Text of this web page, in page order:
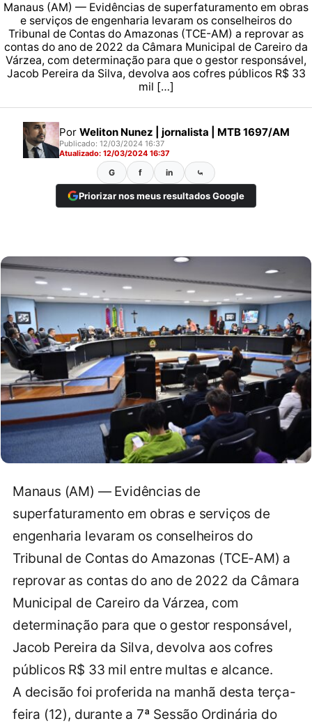
Manaus (AM) — Evidências de superfaturamento em obras
e serviços de engenharia levaram os conselheiros do
Tribunal de Contas do Amazonas (TCE-AM) a reprovar as
contas do ano de 2022 da Câmara Municipal de Careiro da
Várzea, com determinação para que o gestor responsável,
Jacob Pereira da Silva, devolva aos cofres públicos R$ 33
mil […]
Por Weliton Nunez | jornalista | MTB 1697/AM
Publicado: 12/03/2024 16:37
Atualizado: 12/03/2024 16:37
G f in ⤿
Priorizar nos meus resultados Google
Manaus (AM) — Evidências de
superfaturamento em obras e serviços de
engenharia levaram os conselheiros do
Tribunal de Contas do Amazonas (TCE-AM) a
reprovar as contas do ano de 2022 da Câmara
Municipal de Careiro da Várzea, com
determinação para que o gestor responsável,
Jacob Pereira da Silva, devolva aos cofres
públicos R$ 33 mil entre multas e alcance.
A decisão foi proferida na manhã desta terça-
feira (12), durante a 7ª Sessão Ordinária do